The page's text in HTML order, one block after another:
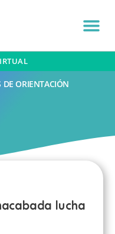
DE ORIENTACIÓN
lucha